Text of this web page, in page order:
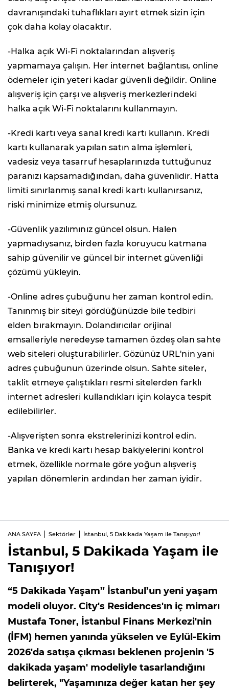
davranışındaki tuhaflıkları ayırt etmek sizin için
çok daha kolay olacaktır.
-Halka açık Wi-Fi noktalarından alışveriş
yapmamaya çalışın. Her internet bağlantısı, online
ödemeler için yeteri kadar güvenli değildir. Online
alışveriş için çarşı ve alışveriş merkezlerindeki
halka açık Wi-Fi noktalarını kullanmayın.
-Kredi kartı veya sanal kredi kartı kullanın. Kredi
kartı kullanarak yapılan satın alma işlemleri,
vadesiz veya tasarruf hesaplarınızda tuttuğunuz
paranızı kapsamadığından, daha güvenlidir. Hatta
limiti sınırlanmış sanal kredi kartı kullanırsanız,
riski minimize etmiş olursunuz.
-Güvenlik yazılımınız güncel olsun. Halen
yapmadıysanız, birden fazla koruyucu katmana
sahip güvenilir ve güncel bir internet güvenliği
çözümü yükleyin.
-Online adres çubuğunu her zaman kontrol edin.
Tanınmış bir siteyi gördüğünüzde bile tedbiri
elden bırakmayın. Dolandırıcılar orijinal
emsalleriyle neredeyse tamamen özdeş olan sahte
web siteleri oluşturabilirler. Gözünüz URL'nin yani
adres çubuğunun üzerinde olsun. Sahte siteler,
taklit etmeye çalıştıkları resmi sitelerden farklı
internet adresleri kullandıkları için kolayca tespit
edilebilirler.
-Alışverişten sonra ekstrelerinizi kontrol edin.
Banka ve kredi kartı hesap bakiyelerini kontrol
etmek, özellikle normale göre yoğun alışveriş
yapılan dönemlerin ardından her zaman iyidir.
ANA SAYFA Sektörler İstanbul, 5 Dakikada Yaşam ile Tanışıyor!
İstanbul, 5 Dakikada Yaşam ile
Tanışıyor!
“5 Dakikada Yaşam” İstanbul’un yeni yaşam
modeli oluyor. City's Residences'ın iç mimarı
Mustafa Toner, İstanbul Finans Merkezi'nin
(İFM) hemen yanında yükselen ve Eylül-Ekim
2026'da satışa çıkması beklenen projenin '5
dakikada yaşam' modeliyle tasarlandığını
belirterek, "Yaşamınıza değer katan her şey